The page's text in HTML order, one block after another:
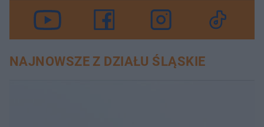
NAJNOWSZE Z DZIAŁU ŚLĄSKIE